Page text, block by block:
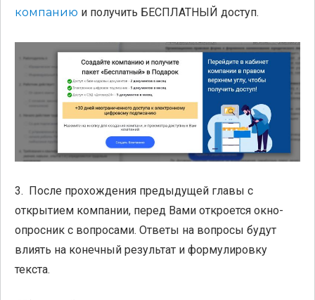
компанию и получить БЕСПЛАТНЫЙ доступ.
3. После прохождения предыдущей главы с
открытием компании, перед Вами откроется окно-
опросник с вопросами. Ответы на вопросы будут
влиять на конечный результат и формулировку
текста.